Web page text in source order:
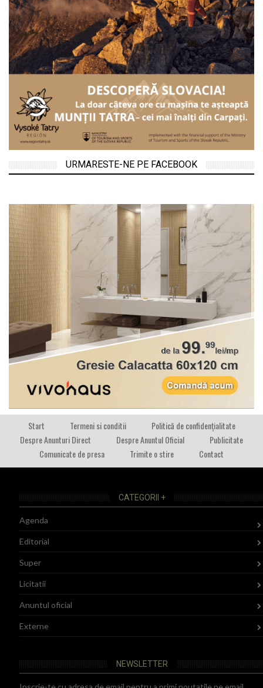
URMARESTE-NE PE FACEBOOK
Start Termeni si conditii
Politică de confidențialitate
Despre Anunturi Direct
Despre Anuntul Oficial
Publicitate
Comunicate de presa
Trimite o stire Contact
CATEGORII +
Agenda
Editorial
Super
Licitatii
Anuntul oficial
Externe
NEWSLETTER